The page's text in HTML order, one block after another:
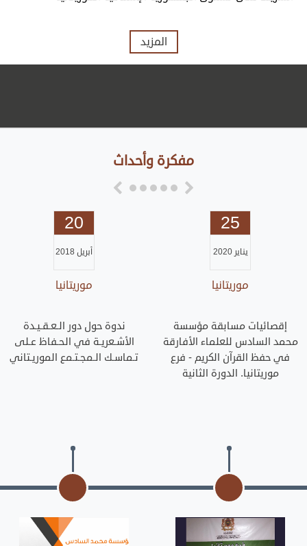
المزيد
مفكرة وأحداث
25
يناير 2020
موريتانيا
إقصائيات مسابقة مؤسسة
محمد السادس للعلماء الأفارقة
في حفظ القرآن الكريم - فرع
موريتانيا. الدورة الثانية
20
أبريل 2018
موريتانيا
ندوة حول دور الـعـقـيـدة
الأشـعريـة في الحـفاظ عـلى
تـماسـك الـمجـتـمع الموريـتاني